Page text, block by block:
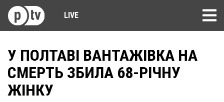
LIVE
У ПОЛТАВІ ВАНТАЖІВКА НА
СМЕРТЬ ЗБИЛА 68-РІЧНУ
ЖІНКУ